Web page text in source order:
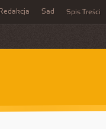
Redakcja Sad Spis Treści